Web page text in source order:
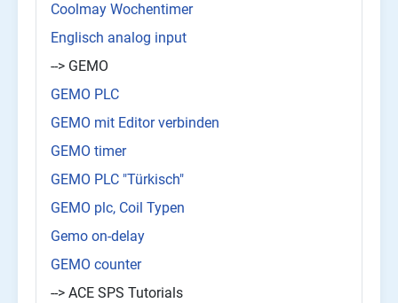
Coolmay Wochentimer
Englisch analog input
--> GEMO
GEMO PLC
GEMO mit Editor verbinden
GEMO timer
GEMO PLC "Türkisch"
GEMO plc, Coil Typen
Gemo on-delay
GEMO counter
--> ACE SPS Tutorials